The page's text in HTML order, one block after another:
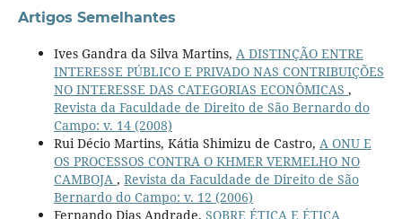
Artigos Semelhantes
Ives Gandra da Silva Martins, A DISTINÇÃO ENTRE
INTERESSE PÚBLICO E PRIVADO NAS CONTRIBUIÇÕES
NO INTERESSE DAS CATEGORIAS ECONÔMICAS ,
Revista da Faculdade de Direito de São Bernardo do
Campo: v. 14 (2008)
Rui Décio Martins, Kátia Shimizu de Castro, A ONU E
OS PROCESSOS CONTRA O KHMER VERMELHO NO
CAMBOJA , Revista da Faculdade de Direito de São
Bernardo do Campo: v. 12 (2006)
Fernando Dias Andrade, SOBRE ÉTICA E ÉTICA